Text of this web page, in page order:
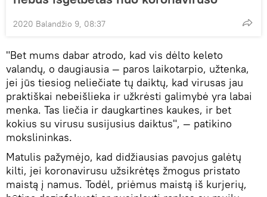
2020 Balandžio 9, 08:37
"Bet mums dabar atrodo, kad vis dėlto keleto
valandų, o daugiausia — paros laikotarpio, užtenka,
jei jūs tiesiog neliečiate tų daiktų, kad virusas jau
praktiškai nebeišlieka ir užkrėsti galimybė yra labai
menka. Tas liečia ir daugkartines kaukes, ir bet
kokius su virusu susijusius daiktus", — patikino
mokslininkas.
Matulis pažymėjo, kad didžiausias pavojus galėtų
kilti, jei koronavirusu užsikrėtęs žmogus pristato
maistą į namus. Todėl, priėmus maistą iš kurjerių,